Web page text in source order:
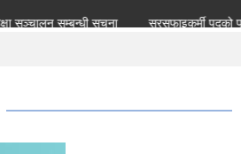
सम्बन्धी सूचना
सरसफाइकर्मी पदको